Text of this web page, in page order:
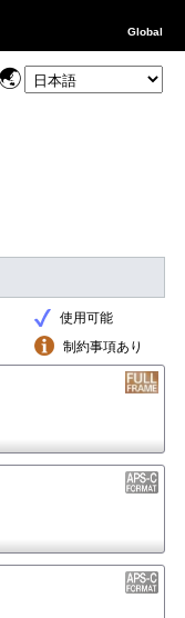
Global
使用可能
制約事項あり